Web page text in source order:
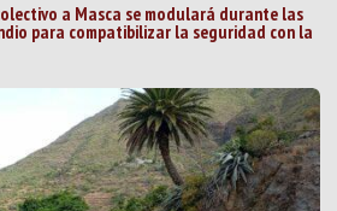
a Masca se modulará durante las
para compatibilizar la seguridad con la